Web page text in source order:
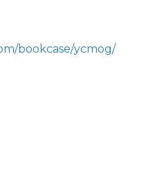
bookcase/ycmog/